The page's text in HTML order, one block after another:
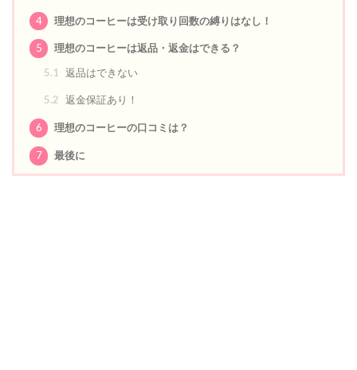
4 理想のコーヒーは受け取り回数の縛りはなし！
5
理想のコーヒーは返品・返金はできる？
5.1
返品はできない
5.2 返金保証あり！
6 理想のコーヒーの口コミは？
7 最後に